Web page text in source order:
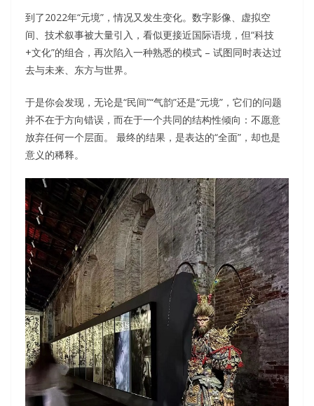
到了2022年“元境”，情况又发生变化。数字影像、虚拟空
间、技术叙事被大量引入，看似更接近国际语境，但“科技
+文化”的组合，再次陷入一种熟悉的模式 – 试图同时表达过
去与未来、东方与世界。
于是你会发现，无论是“民间”“气韵”还是“元境”，它们的问题
并不在于方向错误，而在于一个共同的结构性倾向：不愿意
放弃任何一个层面。 最终的结果，是表达的“全面”，却也是
意义的稀释。